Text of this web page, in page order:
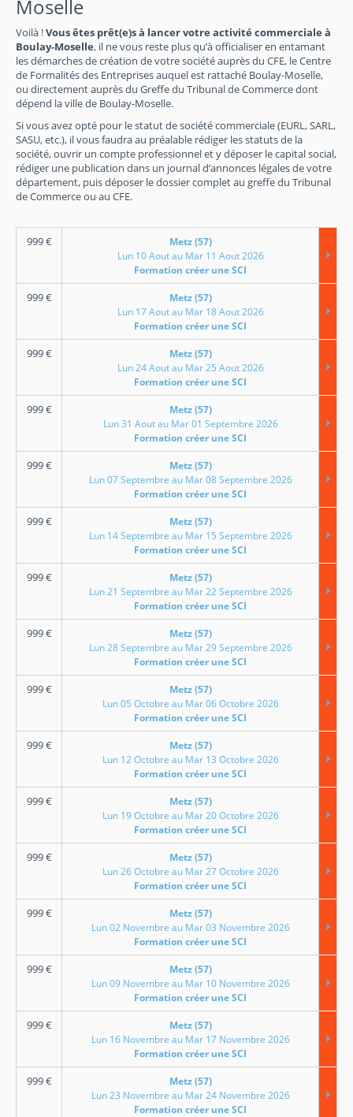
Moselle
Voilà !Vous êtes prêt(e)s à lancer votre activité commerciale à
Boulay-Moselle, il ne vous reste plus qu’à officialiser en entamant
les démarches de création de votre société auprès du CFE, le Centre
de Formalités des Entreprises auquel est rattaché Boulay-Moselle,
ou directement auprès du Greffe du Tribunal de Commerce dont
dépend la ville de Boulay-Moselle.
Si vous avez opté pour le statut de société commerciale (EURL, SARL,
SASU, etc.), il vous faudra au préalable rédiger les statuts de la
société, ouvrir un compte professionnel et y déposer le capital social,
rédiger une publication dans un journal d’annonces légales de votre
département, puis déposer le dossier complet au greffe du Tribunal
de Commerce ou au CFE.
999€
Metz (57)
Lun 10 Aout au Mar 11 Aout 2026
Formation créer une SCI
999€
Metz (57)
Lun 17 Aout au Mar 18 Aout 2026
Formation créer une SCI
999€
Metz (57)
Lun 24 Aout au Mar 25 Aout 2026
Formation créer une SCI
999€
Metz (57)
Lun 31 Aout au Mar 01 Septembre 2026
Formation créer une SCI
999€
Metz (57)
Lun 07 Septembre au Mar 08 Septembre 2026
Formation créer une SCI
999€
Metz (57)
Lun 14 Septembre au Mar 15 Septembre 2026
Formation créer une SCI
999€
Metz (57)
Lun 21 Septembre au Mar 22 Septembre 2026
Formation créer une SCI
999€
Metz (57)
Lun 28 Septembre au Mar 29 Septembre 2026
Formation créer une SCI
999€
Metz (57)
Lun 05 Octobre au Mar 06 Octobre 2026
Formation créer une SCI
999€
Metz (57)
Lun 12 Octobre au Mar 13 Octobre 2026
Formation créer une SCI
999€
Metz (57)
Lun 19 Octobre au Mar 20 Octobre 2026
Formation créer une SCI
999€
Metz (57)
Lun 26 Octobre au Mar 27 Octobre 2026
Formation créer une SCI
999€
Metz (57)
Lun 02 Novembre au Mar 03 Novembre 2026
Formation créer une SCI
999€
Metz (57)
Lun 09 Novembre au Mar 10 Novembre 2026
Formation créer une SCI
999€
Metz (57)
Lun 16 Novembre au Mar 17 Novembre 2026
Formation créer une SCI
999€
Metz (57)
Lun 23 Novembre au Mar 24 Novembre 2026
Formation créer une SCI